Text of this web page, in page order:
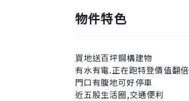
物件特色
買地送百坪鋼構建物
有水有電.正在跑特登價值翻倍
門口有腹地可好停車
近五股生活圈,交通便利